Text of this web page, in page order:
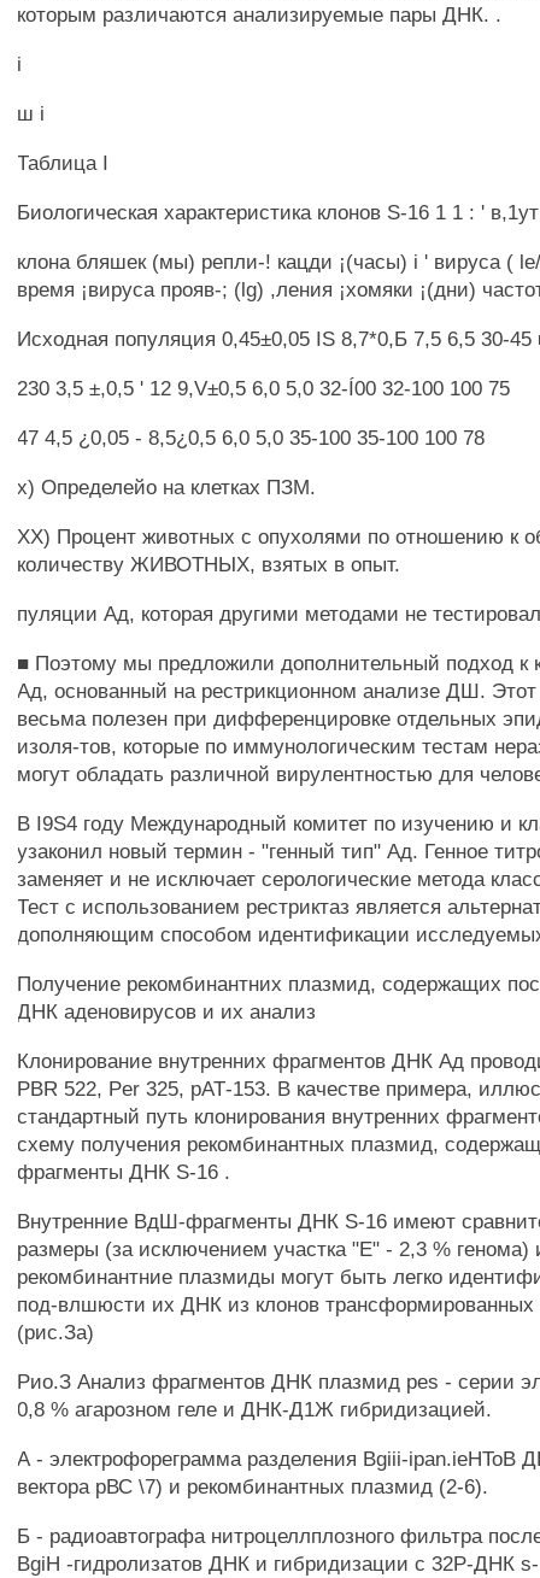
которым различаются анализируемые пары ДНК. .
i
ш i
Таблица I
Биологическая характеристика клонов S-16 1 1 : '
клона бляшек (мы) репли-! кацди ¡(часы) i ' вируса (
время ¡вируса прояв-; (lg) ,ления ¡хомяки ¡(дни)
Исходная популяция 0,45±0,05 IS 8,7*0,Б 7,5 6,5 30-45
230 3,5 ±,0,5 ' 12 9,V±0,5 6,0 5,0 32-Í00 32-100 100 75
47 4,5 ¿0,05 - 8,5¿0,5 6,0 5,0 35-100 35-100 100 78
х) Определейо на клетках ПЗМ.
XX) Процент животных с опухолями по отношению к
количеству ЖИВОТНЫХ, взятых в опыт.
пуляции Ад, которая другими методами не
■ Поэтому мы предложили дополнительный подход к
Ад, основанный на рестрикционном анализе ДШ.
весьма полезен при дифференцировке отдельных
изоля-тов, которые по иммунологическим тестам
могут обладать различной вирулентностью для
В I9S4 году Международный комитет по изучению и
узаконил новый термин - "генный тип" Ад. Генное
заменяет и не исключает серологические метода
Тест с использованием рестриктаз является
дополняющим способом идентификации
Получение рекомбинантних плазмид, содержащих
ДНК аденовирусов и их анализ
Клонирование внутренних фрагментов ДНК Ад
PBR 522, Per 325, рАТ-153. В качестве примера,
стандартный путь клонирования внутренних
схему получения рекомбинантных плазмид,
фрагменты ДНК S-16 .
Внутренние ВдШ-фрагменты ДНК S-16 имеют
размеры (за исключением участка "Е" - 2,3 % генома)
рекомбинантние плазмиды могут быть легко
под-влшюсти их ДНК из клонов трансформированных
(рис.За)
Рио.З Анализ фрагментов ДНК плазмид pes - серии
0,8 % агарозном геле и ДНК-Д1Ж гибридизацией.
А - электрофореграмма разделения Bgiii-ipan.ieHToB
вектора рВС \7) и рекомбинантных плазмид (2-6).
Б - радиоавтографа нитроцеллплозного фильтра
BgiH -гидролизатов ДНК и гибридизации с 32Р-ДНК